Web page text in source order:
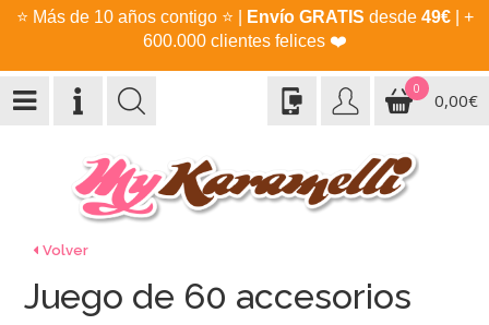
⭐ Más de 10 años contigo ⭐ Envío GRATIS desde 49€| +
600.000 clientes felices ❤️
0
0,00€
Volver
Juego de 60 accesorios